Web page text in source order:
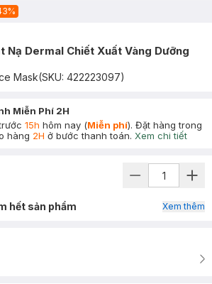
%
Nạ Dermal Chiết Xuất Vàng Dưỡng
Mask(SKU: 422223097)
Miễn Phí 2H
15h hôm nay (Miễn phí). Đặt hàng trong
hàng 2H ở bước thanh toán. Xem chi tiết
hết sản phẩm Xem thêm